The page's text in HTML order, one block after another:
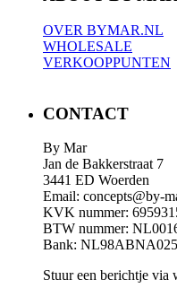
OVER BYMAR.NL
WHOLESALE
VERKOOPPUNTEN
CONTACT
By Mar
Jan de Bakkerstraat 7
3441 ED Woerden
Email: concepts@by-
KVK nummer:
BTW nummer:
Bank:
Stuur een berichtje via